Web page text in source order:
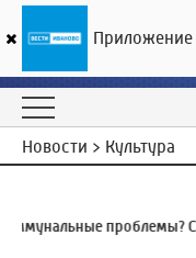
Новости > Культура
проблемы?
Приложение